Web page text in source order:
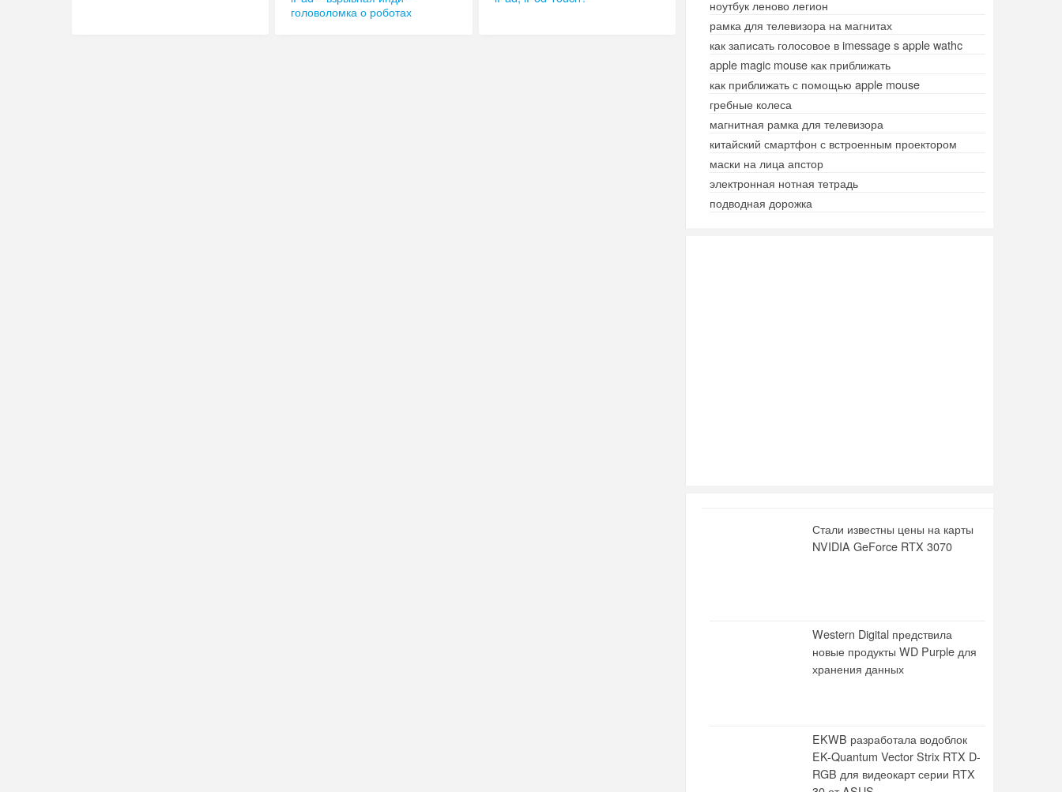
головоломка о роботах
ноутбук леново легион
рамка для телевизора на магнитах
как записать голосовое в imessage s apple wathc
apple magic mouse как приближать
как приближать с помощью apple mouse
гребные колеса
магнитная рамка для телевизора
китайский смартфон с встроенным проектором
маски на лица апстор
электронная нотная тетрадь
подводная дорожка
Стали известны цены на карты
NVIDIA GeForce RTX 3070
Western Digital предствила
новые продукты WD Purple для
хранения данных
EKWB разработала водоблок
EK-Quantum Vector Strix RTX D-
RGB для видеокарт серии RTX